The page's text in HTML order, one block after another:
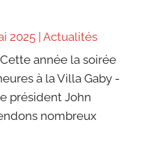
2025| Actualités
année la soirée
à la Villa Gaby -
président John
nombreux